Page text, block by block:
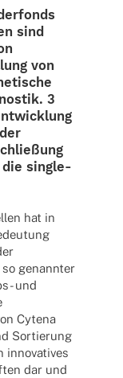
sind
von
3
single-
hat in
genann­ter
und
Cytena
Sortie­rung
inno­va­ti­ves
dar und